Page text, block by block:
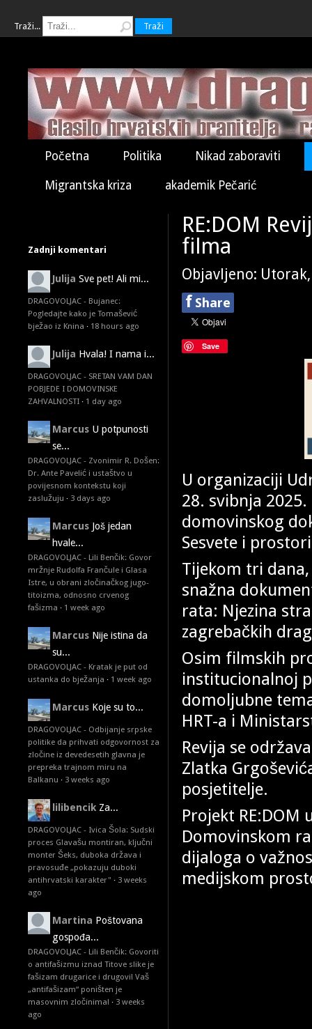
Traži... Traži
Početna Politika Nikad zaboraviti
Migrantska kriza akademik Pečarić
Zadnji komentari
Julija Sve pet! Ali mi...
DRAGOVOLJAC - Bujanec:
Pogledajte kako je Tomašević
bježao iz Knina · 18 hours ago
Julija Hvala! I nama i...
DRAGOVOLJAC - SRETAN VAM DAN
POBJEDE I DOMOVINSKE
ZAHVALNOSTI · 1 day ago
Marcus U potpunosti
se...
DRAGOVOLJAC - Zvonimir R. Došen:
Dr. Ante Pavelić i ustaštvo u
povijesnom kontekstu koji
zaslužuju · 3 days ago
Marcus Još jedan
hvale...
DRAGOVOLJAC - Lili Benčik: Govor
mržnje Rudolfa Frančule i Glasa
Istre, u obrani zločinačkog jugo-
titoizma, odnosno crvenog
fašizma · 1 week ago
Marcus Nije istina da
su...
DRAGOVOLJAC - Kratak je put od
ustanka do bježanja · 1 week ago
Marcus Koje su to...
DRAGOVOLJAC - Odbijanje srpske
politike da prihvati odgovornost za
zločine iz devedesetih glavna je
prepreka trajnom miru na
Balkanu · 3 weeks ago
lilibencik Za...
DRAGOVOLJAC - Ivica Šola: Sudski
proces Glavašu montiran, ključni
monter Šeks, duboka država i
pravosuđe „pokazuju duboki
antihrvatski karakter" · 3 weeks
ago
Martina Poštovana
gospođa...
DRAGOVOLJAC - Lili Benčik: Govoriti
o antifašizmu iznad Titove slike je
fašizam drugarice i drugovi! Vaš
„antifašizam“ poništen je
masovnim zločinima! · 3 weeks
ago
RE:DOM
filma
Objavljeno:
f Share
Save
U organizaciji
28. svibnja 2025.
domovinskog
Sesvete i
Tijekom tri
snažna
rata: Njezina
zagrebačkih
Osim filmskih
institucionalnoj
domoljubne
HRT-a i
Revija se
Zlatka
posjetitelje.
Projekt RE:DOM
Domovinskom
dijaloga o
medijskom